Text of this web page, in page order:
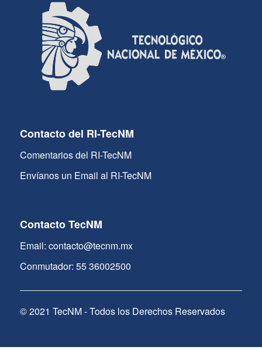
Contacto del RI-TecNM
Comentarios del RI-TecNM
Envíanos un Email al RI-TecNM
Contacto TecNM
Email: contacto@tecnm.mx
Conmutador: 55 36002500
© 2021 TecNM - Todos los Derechos Reservados